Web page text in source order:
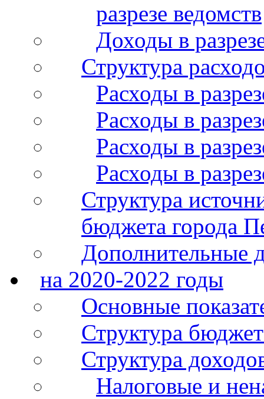
разрезе ведомств
Доходы в
Структура
Расходы в
Расходы в
Расходы в
Расходы в
Структура
бюджета города
Дополнительные
на 2020-2022 годы
Основные
Структура
Структура
Налоговые и